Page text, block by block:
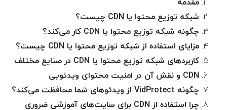
شبکه توزیع محتوا یا CDN چیست؟
چگونه شبکه توزیع محتوا یا CDN کار می‌کند؟
مزایای استفاده از شبکه توزیع محتوا یا CDN چیست؟
کاربردهای شبکه توزیع محتوا یا CDN در صنایع مختلف
CDN و نقش آن در امنیت محتوای ویدئویی
چگونه VidProtect از ویدئوهای شما محافظت می‌کند؟
چرا استفاده از CDN برای سایت‌های آموزشی ضروری